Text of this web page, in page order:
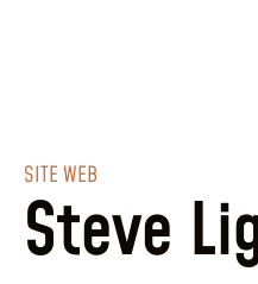
SITE WEB
Steve